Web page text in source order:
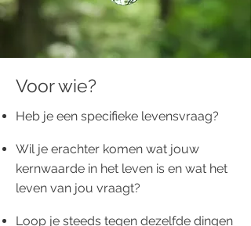
Voor wie?
Heb je een specifieke levensvraag?
Wil je erachter komen wat jouw
kernwaarde in het leven is en wat het
leven van jou vraagt?
Loop je steeds tegen dezelfde dingen